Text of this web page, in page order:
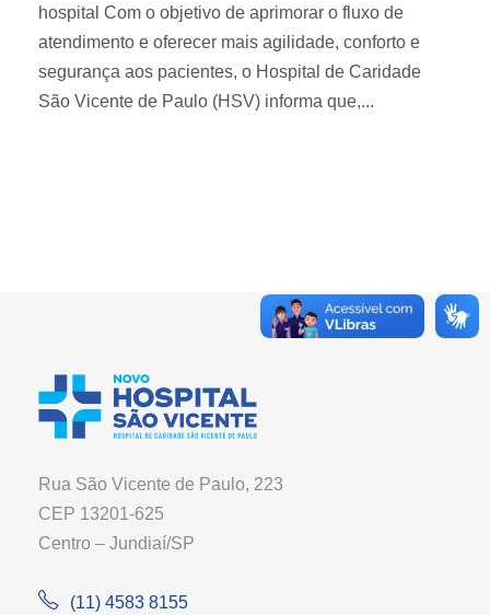
hospital Com o objetivo de aprimorar o fluxo de
atendimento e oferecer mais agilidade, conforto e
segurança aos pacientes, o Hospital de Caridade
São Vicente de Paulo (HSV) informa que,...
Rua São Vicente de Paulo, 223
CEP 13201-625
Centro – Jundiaí/SP
(11) 4583 8155